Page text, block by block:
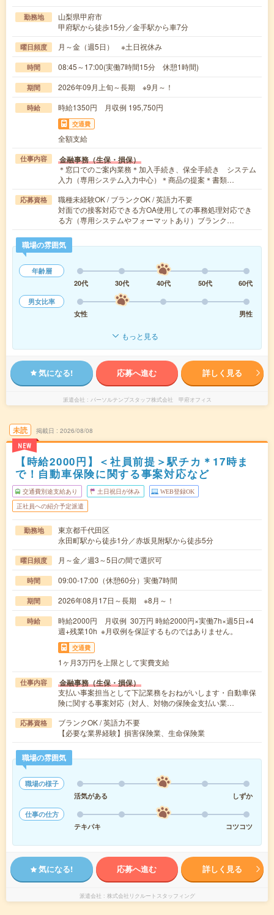
勤務地
山梨県甲府市
甲府駅から徒歩15分／金手駅から車7分
曜日頻度 月～金（週5日） ※土日祝休み
時間 08:45～17:00(実働7時間15分 休憩1時間)
期間 2026年09月上旬～長期 ※9月～！
時給 時給1350円 月収例 195,750円
交通費
全額支給
仕事内容 金融事務（生保・損保）
＊窓口でのご案内業務＊加入手続き、保全手続き システム
入力（専用システム入力中心）＊商品の提案＊書類…
応募資格
職種未経験OK / ブランクOK / 英語力不要
対面での接客対応できる方OA使用しての事務処理対応でき
る方（専用システムやフォーマットあり）ブランク…
職場の雰囲気
年齢層
20代
30代 40代 50代
60代
男女比率
女性
男性
もっと見る
気になる! 応募へ進む 詳しく見る
派遣会社 パーソルテンプスタッフ株式会社 甲府オフィス
未読
NEW
掲載日 2026/08/08
【時給2000円】＜社員前提＞駅チカ＊17時ま
で！自動車保険に関する事案対応など
交通費別途支給あり 土日祝日が休み WEB登録OK
正社員への紹介予定派遣
勤務地
東京都千代田区
永田町駅から徒歩1分／赤坂見附駅から徒歩5分
曜日頻度 月～金／週3～5日の間で選択可
時間 09:00-17:00（休憩60分）実働7時間
期間 2026年08月17日～長期 ※8月～！
時給
時給2000円 月収例 30万円 時給2000円×実働7h×週5日×4
週+残業10h ※月収例を保証するものではありません。
交通費
1ヶ月3万円を上限として実費支給
仕事内容 金融事務（生保・損保）
支払い事案担当として下記業務をおねがいします・自動車保
険に関する事案対応（対人、対物の保険金支払い業…
応募資格
ブランクOK / 英語力不要
【必要な業界経験】損害保険業、生命保険業
職場の雰囲気
職場の様子
活気がある
しずか
仕事の仕方
テキパキ
コツコツ
気になる! 応募へ進む 詳しく見る
派遣会社 株式会社リクルートスタッフィング